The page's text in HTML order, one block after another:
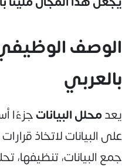
الوصف الوظيفي
بالعربي
يعدمحلل البياناتجزءًا
على البيانات لاتخاذ
جمع البيانات، تنظيفها،